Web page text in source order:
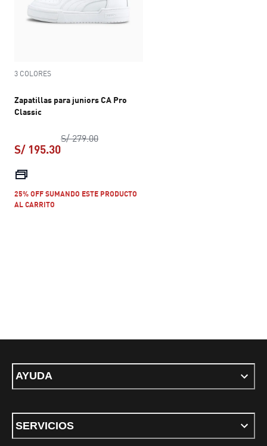
3 COLORES
Zapatillas para juniors CA Pro
Classic
S/ 279.00precio original S/ 279.00
S/ 195.30
25% OFF SUMANDO ESTE PRODUCTO
AL CARRITO
AYUDA
SERVICIOS